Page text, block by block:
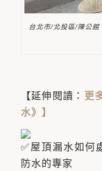
台北市/北投區/陳公
【延伸閱讀： 更
水》 】
屋頂漏水如何
防水的專家